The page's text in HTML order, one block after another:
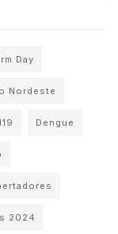
Day
Nordeste
Dengue
2024